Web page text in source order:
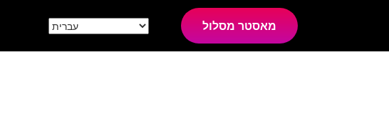
מאסטר מסלול